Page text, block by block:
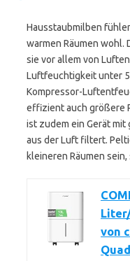
Hausstaubmilben
warmen Räumen
sie vor allem von
Luftfeuchtigkeit unter
Kompressor-
effizient auch größere
ist zudem ein Gerät
aus der Luft filtert.
kleineren Räumen
von